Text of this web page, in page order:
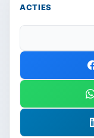
ACTIES